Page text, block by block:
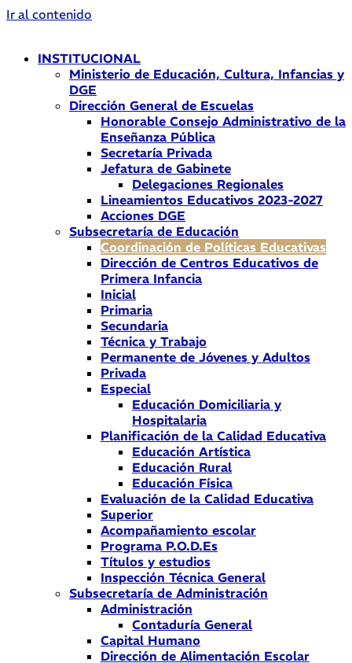
Ir al contenido
INSTITUCIONAL
Ministerio de Educación, Cultura, Infancias y
DGE
Dirección General de Escuelas
Honorable Consejo Administrativo de la
Enseñanza Pública
Secretaría Privada
Jefatura de Gabinete
Delegaciones Regionales
Lineamientos Educativos 2023-2027
Acciones DGE
Subsecretaría de Educación
Coordinación de Políticas Educativas
Dirección de Centros Educativos de
Primera Infancia
Inicial
Primaria
Secundaria
Técnica y Trabajo
Permanente de Jóvenes y Adultos
Privada
Especial
Educación Domiciliaria y
Hospitalaria
Planificación de la Calidad Educativa
Educación Artística
Educación Rural
Educación Física
Evaluación de la Calidad Educativa
Superior
Acompañamiento escolar
Programa P.O.D.Es
Títulos y estudios
Inspección Técnica General
Subsecretaría de Administración
Administración
Contaduría General
Capital Humano
Dirección de Alimentación Escolar